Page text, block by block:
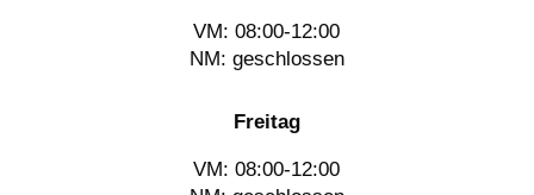
VM: 08:00-12:00
NM: geschlossen
Freitag
VM: 08:00-12:00